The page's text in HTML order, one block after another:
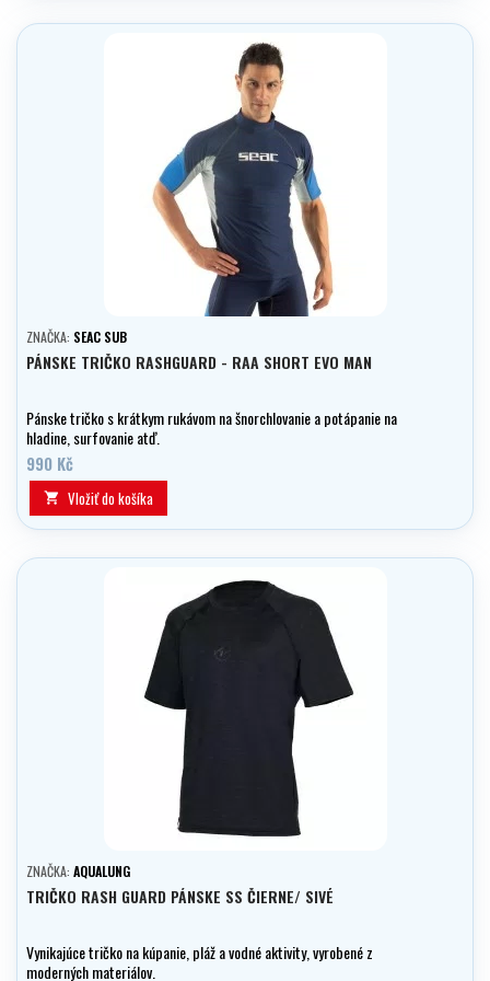
ZNAČKA: SEAC SUB
PÁNSKE TRIČKO RASHGUARD - RAA SHORT EVO MAN
Pánske tričko s krátkym rukávom na šnorchlovanie a potápanie na
hladine, surfovanie atď.
990 Kč
 Vložiť do košíka
ZNAČKA: AQUALUNG
TRIČKO RASH GUARD PÁNSKE SS ČIERNE/ SIVÉ
Vynikajúce tričko na kúpanie, pláž a vodné aktivity, vyrobené z
moderných materiálov.